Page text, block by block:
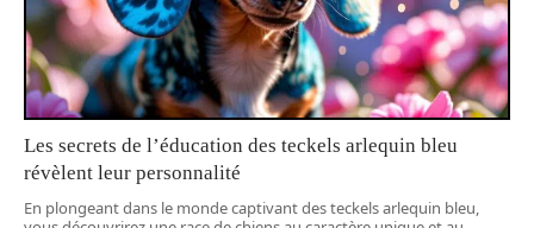
Les secrets de l’éducation des teckels arlequin bleu
révèlent leur personnalité
En plongeant dans le monde captivant des teckels arlequin bleu,